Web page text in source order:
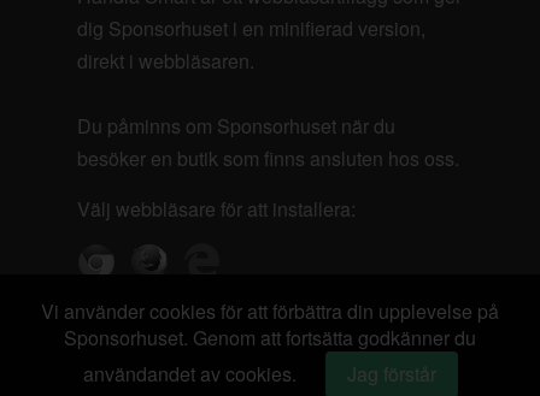
dig Sponsorhuset i en minifierad version,
direkt i webbläsaren.
Du påminns om Sponsorhuset när du
besöker en butik som finns ansluten hos oss.
Välj webbläsare för att installera:
Vi använder cookies för att förbättra din upplevelse på
Sponsorhuset. Genom att fortsätta godkänner du
användandet av cookies.
Jag förstår